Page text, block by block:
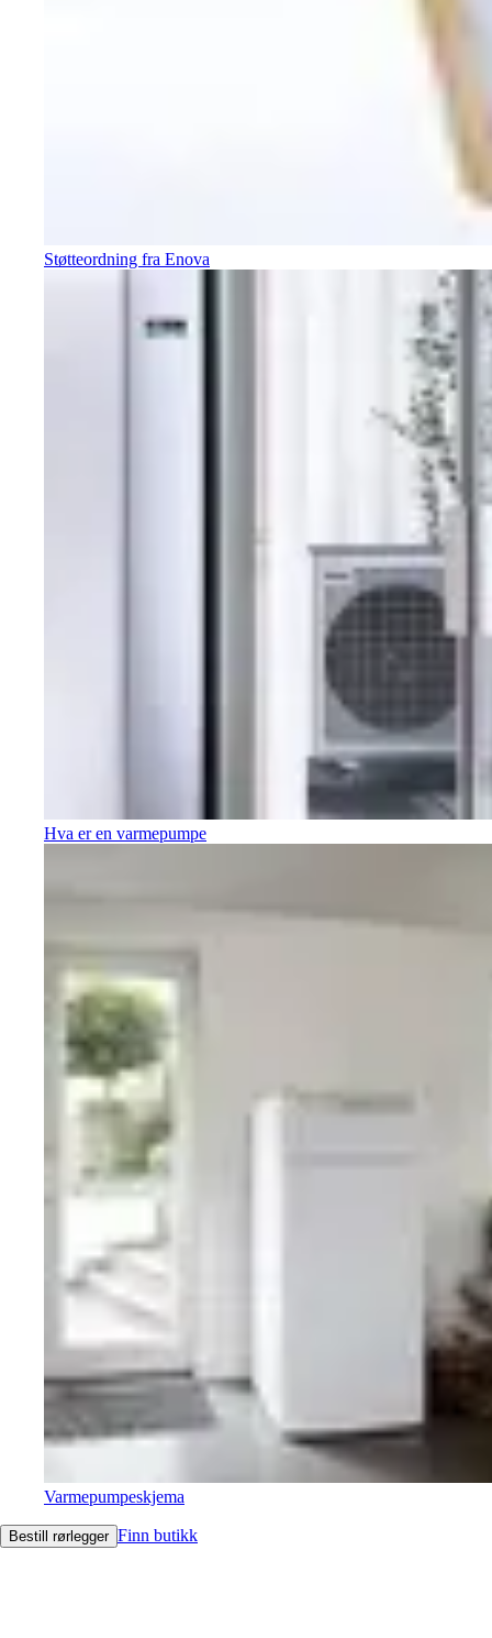
Støtteordning fra Enova
Hva er en varmepumpe
Varmepumpeskjema
Bestill rørlegger Finn butikk